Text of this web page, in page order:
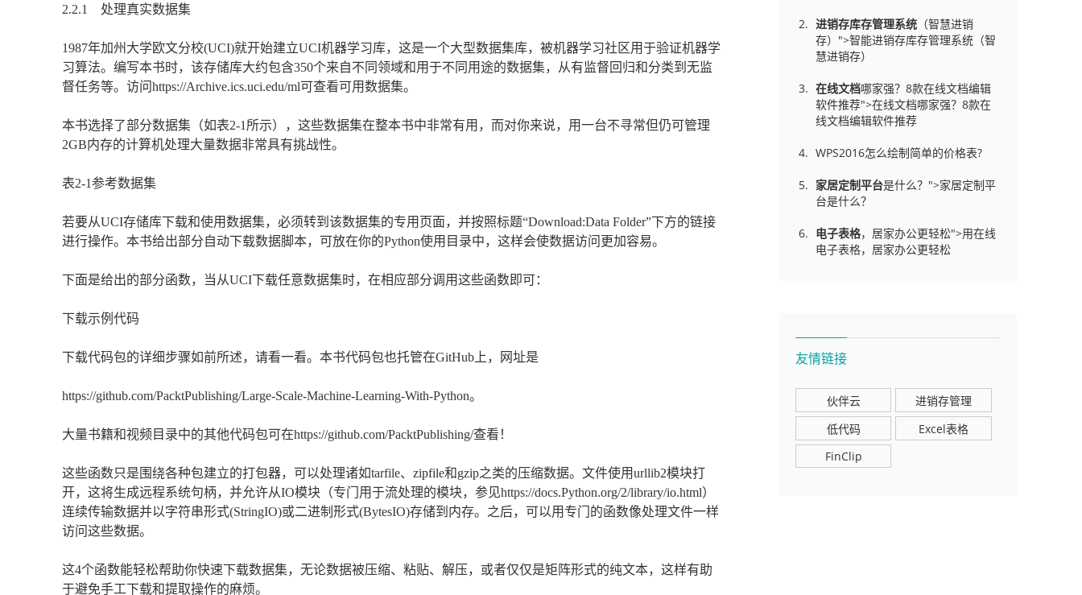
2.2.1 处理真实数据集
1987年加州大学欧文分校(UCI)就开始建立UCI机器学习库，这是一个大型数据集库，被机器学习社区用于验证机器学
习算法。编写本书时，该存储库大约包含350个来自不同领域和用于不同用途的数据集，从有监督回归和分类到无监
督任务等。访问https://Archive.ics.uci.edu/ml可查看可用数据集。
本书选择了部分数据集（如表2-1所示），这些数据集在整本书中非常有用，而对你来说，用一台不寻常但仍可管理
2GB内存的计算机处理大量数据非常具有挑战性。
表2-1参考数据集
若要从UCI存储库下载和使用数据集，必须转到该数据集的专用页面，并按照标题“Download:Data Folder”下方的链接
进行操作。本书给出部分自动下载数据脚本，可放在你的Python使用目录中，这样会使数据访问更加容易。
下面是给出的部分函数，当从UCI下载任意数据集时，在相应部分调用这些函数即可：
下载示例代码
下载代码包的详细步骤如前所述，请看一看。本书代码包也托管在GitHub上，网址是
https://github.com/PacktPublishing/Large-Scale-Machine-Learning-With-Python。
大量书籍和视频目录中的其他代码包可在https://github.com/PacktPublishing/查看！
这些函数只是围绕各种包建立的打包器，可以处理诸如tarfile、zipfile和gzip之类的压缩数据。文件使用urllib2模块打
开，这将生成远程系统句柄，并允许从IO模块（专门用于流处理的模块，参见https://docs.Python.org/2/library/io.html）
连续传输数据并以字符串形式(StringIO)或二进制形式(BytesIO)存储到内存。之后，可以用专门的函数像处理文件一样
访问这些数据。
这4个函数能轻松帮助你快速下载数据集，无论数据被压缩、粘贴、解压，或者仅仅是矩阵形式的纯文本，这样有助
于避免手工下载和提取操作的麻烦。
进销存库存管理系统 （智慧进销
存）">智能进销存库存管理系统（智
慧进销存）
在线文档哪家强？8款在线文档编辑
软件推荐">在线文档哪家强？8款在
线文档编辑软件推荐
WPS2016怎么绘制简单的价格表?
家居定制平台是什么？">家居定制平
台是什么？
电子表格，居家办公更轻松">用在线
电子表格，居家办公更轻松
友情链接
伙伴云
进销存管理
低代码
Excel表格
FinClip